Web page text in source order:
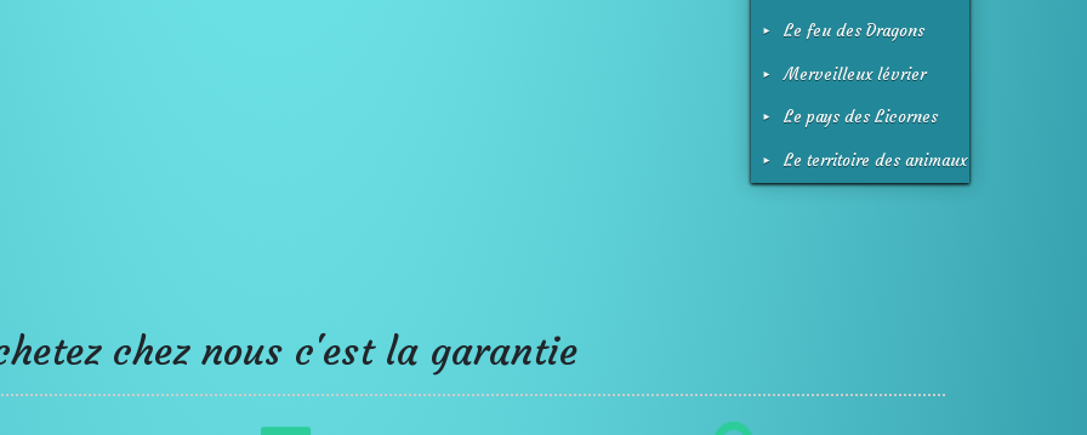
Le feu des Dragons
Merveilleux lévrier
GalgoLe pays des Licornes
Le territoire des animaux
chez nous c'est la garantie